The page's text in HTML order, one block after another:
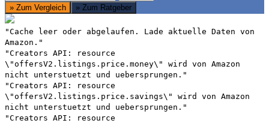
» Zum Vergleich
» Zum Ratgeber
"Cache leer oder abgelaufen. Lade aktuelle Daten von
Amazon."
"Creators API: resource
\"offersV2.listings.price.money\" wird von Amazon
nicht unterstuetzt und uebersprungen."
"Creators API: resource
\"offersV2.listings.price.savings\" wird von Amazon
nicht unterstuetzt und uebersprungen."
"Creators API: resource